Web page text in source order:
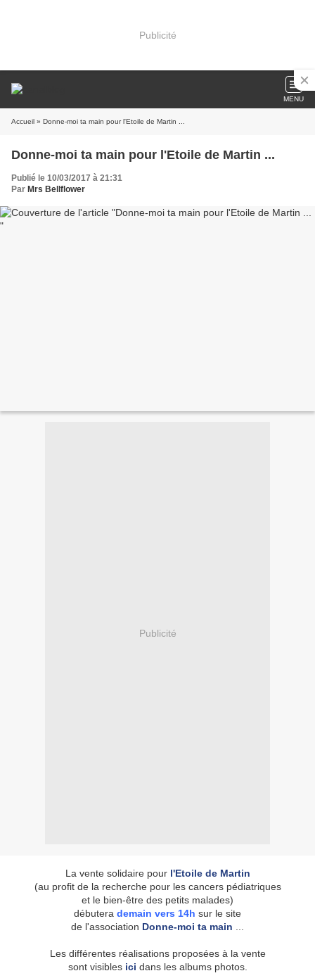
Publicité
MENU
Accueil » Donne-moi ta main pour l'Etoile de Martin ...
Donne-moi ta main pour l'Etoile de Martin ...
Publié le 10/03/2017 à 21:31
Par Mrs Bellflower
Publicité
La vente solidaire pour l'Etoile de Martin
(au profit de la recherche pour les cancers pédiatriques
et le bien-être des petits malades)
débutera demain vers 14h sur le site
de l'association Donne-moi ta main
Les différentes réalisations proposées à la vente
sont visibles ici dans les albums photos.